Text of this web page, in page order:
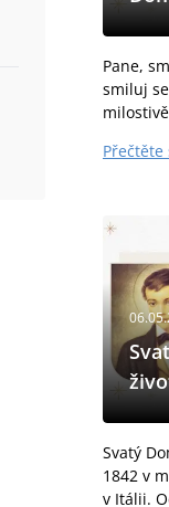
Pane,
smiluj
Svatý
1842 v
v Itálii.